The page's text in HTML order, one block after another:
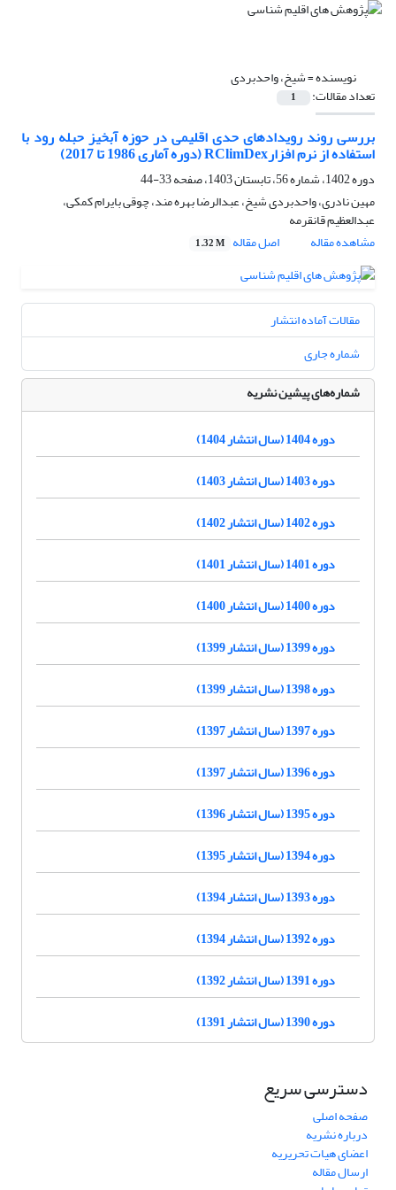
نویسنده =شیخ، واحدبردی
تعداد مقالات: 1
بررسی روند رویدادهای حدی اقلیمی در حوزه آبخیز حبله رود با
استفاده از نرم افزارRClimDex (دوره آماری 1986 تا 2017)
دوره 1402، شماره 56، تابستان 1403، صفحه
33-44
مهین نادری، واحدبردی شیخ، عبدالرضا بهره مند، چوقی بایرام کمکی،
عبدالعظیم قانقرمه
مشاهده مقاله
اصل مقاله 1.32 M
مقالات آماده انتشار
شماره جاری
شماره‌های پیشین نشریه
دوره 1404 (سال انتشار 1404)
دوره 1403 (سال انتشار 1403)
دوره 1402 (سال انتشار 1402)
دوره 1401 (سال انتشار 1401)
دوره 1400 (سال انتشار 1400)
دوره 1399 (سال انتشار 1399)
دوره 1398 (سال انتشار 1399)
دوره 1397 (سال انتشار 1397)
دوره 1396 (سال انتشار 1397)
دوره 1395 (سال انتشار 1396)
دوره 1394 (سال انتشار 1395)
دوره 1393 (سال انتشار 1394)
دوره 1392 (سال انتشار 1394)
دوره 1391 (سال انتشار 1392)
دوره 1390 (سال انتشار 1391)
دسترسی سریع
صفحه اصلی
درباره نشریه
اعضای هیات تحریریه
ارسال مقاله